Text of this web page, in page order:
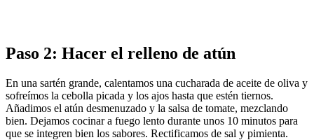
Paso 2: Hacer el relleno de atún
En una sartén grande, calentamos una cucharada de aceite de oliva y
sofreímos la cebolla picada y los ajos hasta que estén tiernos.
Añadimos el atún desmenuzado y la salsa de tomate, mezclando
bien. Dejamos cocinar a fuego lento durante unos 10 minutos para
que se integren bien los sabores. Rectificamos de sal y pimienta.